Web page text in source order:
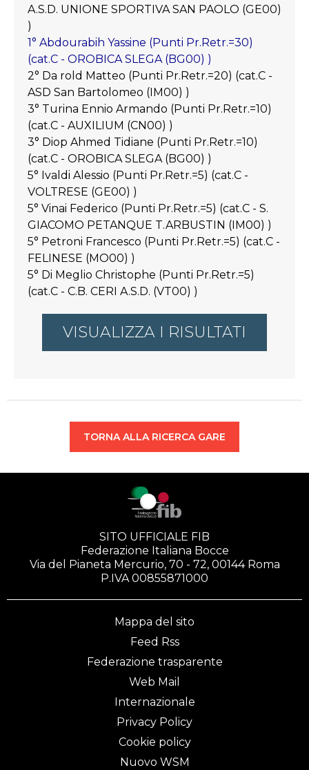
A.S.D. UNIONE SPORTIVA SAN PAOLO (GE00)
)
1° Abdourabih Yassine (Punti Pr.Retr.=30)
(cat.C - OROBICA SLEGA (BG00) )
2° Da rold Matteo (Punti Pr.Retr.=20) (cat.C -
ASD San Bartolomeo (IM00) )
3° Turina Ennio Armando (Punti Pr.Retr.=10)
(cat.C - AUXILIUM (CN00) )
3° Diop Ahmed Tidiane (Punti Pr.Retr.=10)
(cat.C - OROBICA SLEGA (BG00) )
5° Ivaldi Alessio (Punti Pr.Retr.=5) (cat.C -
VOLTRESE (GE00) )
5° Vinai Federico (Punti Pr.Retr.=5) (cat.C - S.
GIACOMO PETANQUE T.ARBUSTIN (IM00) )
5° Petroni Francesco (Punti Pr.Retr.=5) (cat.C -
FELINESE (MO00) )
5° Di Meglio Christophe (Punti Pr.Retr.=5)
(cat.C - C.B. CERI A.S.D. (VT00) )
VISUALIZZA I RISULTATI
TORNA ALLA RICERCA GARE
SITO UFFICIALE FIB
Federazione Italiana Bocce
Via del Pianeta Mercurio, 70 - 72, 00144 Roma
P.IVA 00855871000
Mappa del sito
Feed Rss
Federazione trasparente
Web Mail
Internazionale
Privacy Policy
Cookie policy
Nuovo WSM